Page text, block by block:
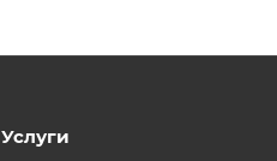
Услуги